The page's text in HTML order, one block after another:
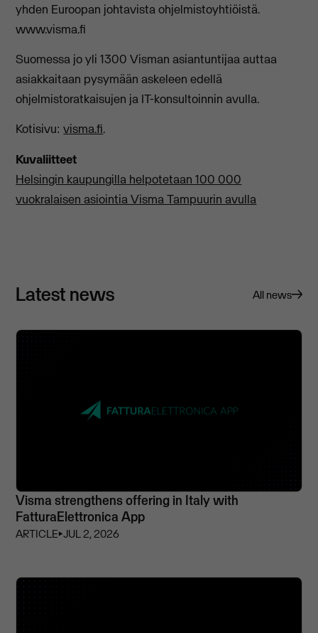
yhden Euroopan johtavista ohjelmistoyhtiöistä.
www.visma.fi
Suomessa jo yli 1300 Visman asiantuntijaa auttaa
asiakkaitaan pysymään askeleen edellä
ohjelmistoratkaisujen ja IT-konsultoinnin avulla.
Kotisivu:visma.fi.
Kuvaliitteet
Helsingin kaupungilla helpotetaan 100 000
vuokralaisen asiointia Visma Tampuurin avulla
Latest news All news
Visma strengthens offering in Italy with
FatturaElettronica App
ARTICLE⏵JUL 2, 2026